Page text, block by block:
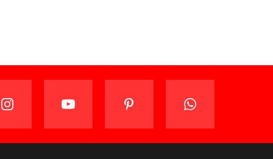
edebilir veya değiştirebilirsiniz.